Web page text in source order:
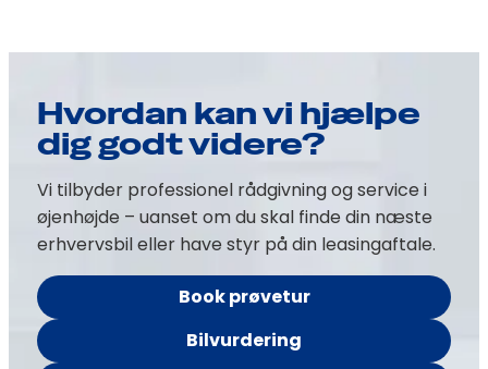
Hvordan kan vi hjælpe
dig godt videre?
Vi tilbyder professionel rådgivning og service i
øjenhøjde – uanset om du skal finde din næste
erhvervsbil eller have styr på din leasingaftale.
Book prøvetur
Bilvurdering